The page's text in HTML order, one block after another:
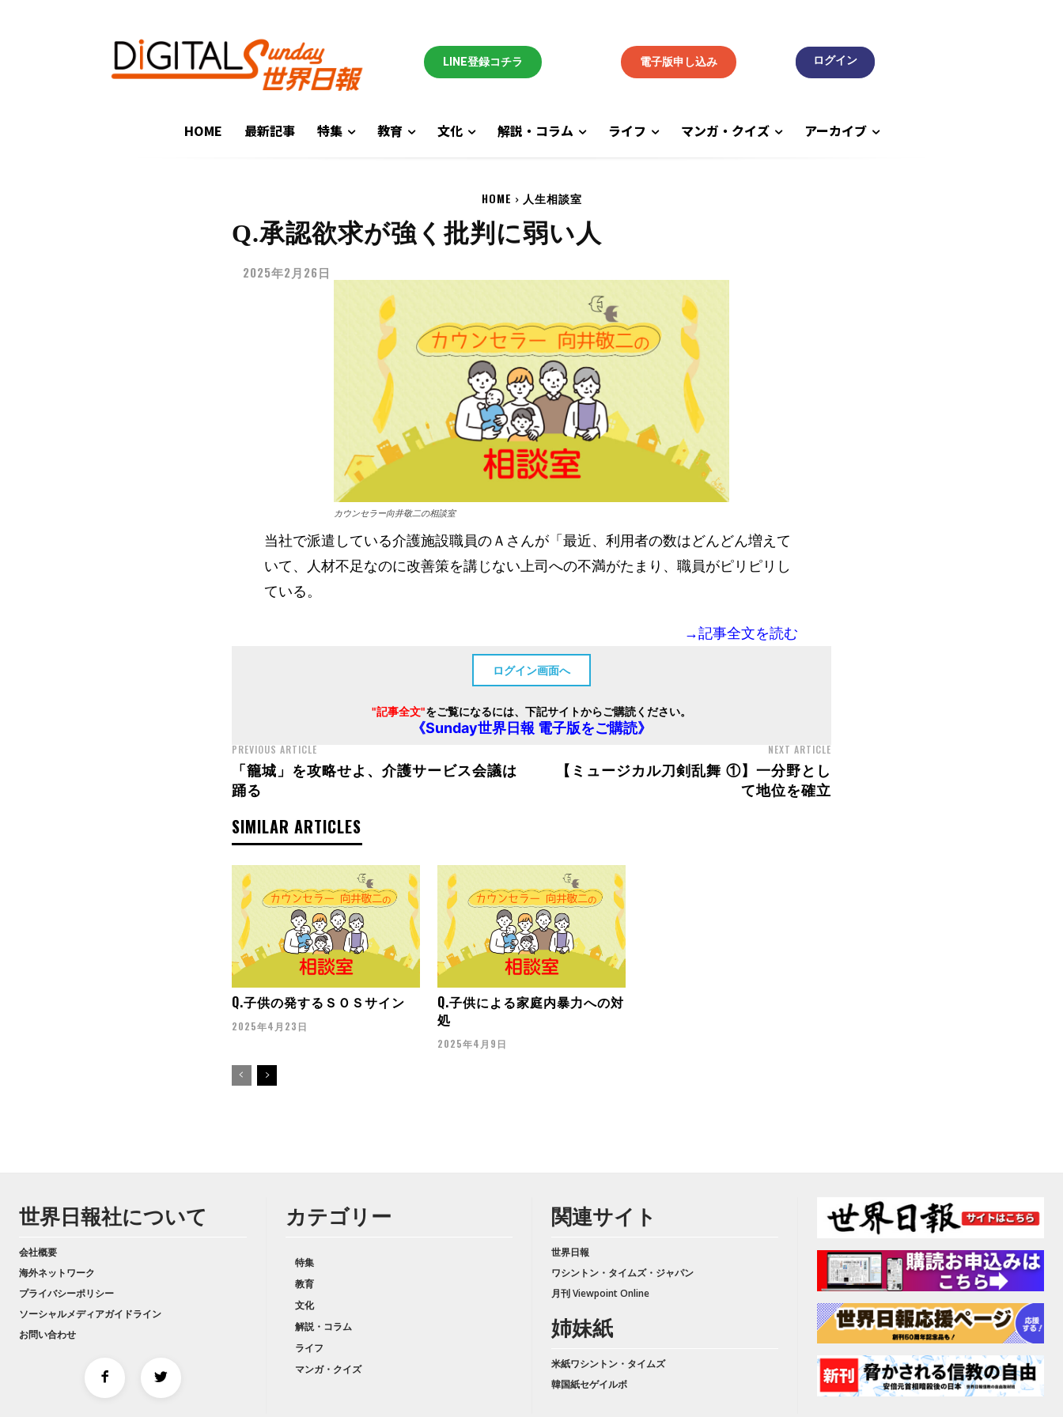
LINE登録コチラ 電子版申し込み
HOME 最新記事 特集 教育 文化 解説・コラム ライフ マンガ・クイズ アーカイブ
HOME 人生相談室
Q.承認欲求が強く批判に弱い人
2025年2月26日
カウンセラー向井敬二の相談室
当社で派遣している介護施設職員のＡさんが「最近、利用者の数はどんどん増えて
いて、人材不足なのに改善策を講じない上司への不満がたまり、職員がピリピリし
ている。
→記事全文を読む
ログイン画面へ
"記事全文"をご覧になるには、下記サイトからご購読ください。
《Sunday世界日報 電子版をご購読》
PREVIOUS ARTICLE
「籠城」を攻略せよ、介護サービス会議は
踊る
NEXT ARTICLE
【ミュージカル刀剣乱舞 ①】一分野とし
て地位を確立
SIMILAR ARTICLES
Q.子供の発するＳＯＳサイン
2025年4月23日
Q.子供による家庭内暴力への対
処
2025年4月9日
世界日報社について
会社概要
海外ネットワーク
プライバシーポリシー
ソーシャルメディアガイドライン
お問い合わせ
カテゴリー
特集
教育
文化
解説・コラム
ライフ
マンガ・クイズ
関連サイト
世界日報
ワシントン・タイムズ・ジャパン
月刊 Viewpoint Online
姉妹紙
米紙ワシントン・タイムズ
韓国紙セゲイルボ